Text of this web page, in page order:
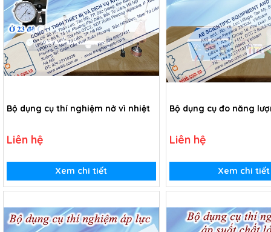
Bộ dụng cụ thí nghiệm nở vì nhiệt
Liên hệ
Xem chi tiết
Bộ dụng cụ đo năng
Liên hệ
Xem chi tiết